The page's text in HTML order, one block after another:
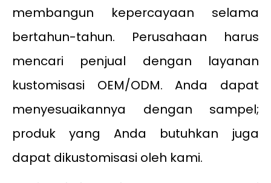
membangun kepercayaan selama
bertahun-tahun. Perusahaan harus
mencari penjual dengan layanan
kustomisasi OEM/ODM. Anda dapat
menyesuaikannya dengan sampel;
produk yang Anda butuhkan juga
dapat dikustomisasi oleh kami.